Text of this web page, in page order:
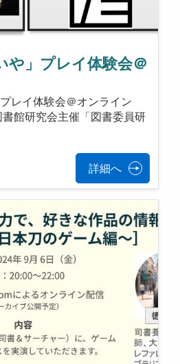
や」プレイ体験会＠
レイ体験会＠オンライン
館研究会主催「図書委員研
詳細へ